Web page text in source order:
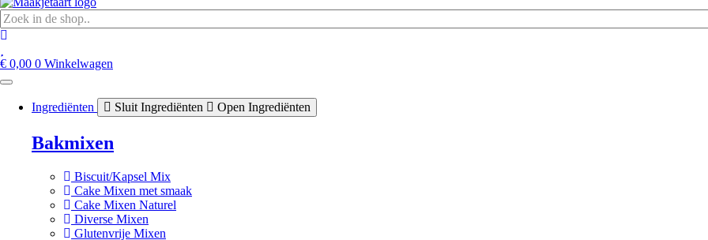
€ 0,00 0 Winkelwagen
Ingrediënten Sluit Ingrediënten Open Ingrediënten
Bakmixen
Biscuit/Kapsel Mix
Cake Mixen met smaak
Cake Mixen Naturel
Diverse Mixen
Glutenvrije Mixen